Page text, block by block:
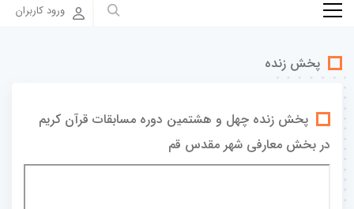
ورود کاربران
پخش زنده
پخش زنده چهل و هشتمین دوره مسابقات قرآن کریم
در بخش معارفی شهر مقدس قم